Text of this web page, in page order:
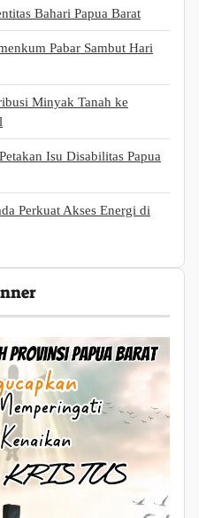
Bahari Papua Barat
Pabar Sambut Hari
Minyak Tanah ke
Isu Disabilitas Papua
Perkuat Akses Energi di